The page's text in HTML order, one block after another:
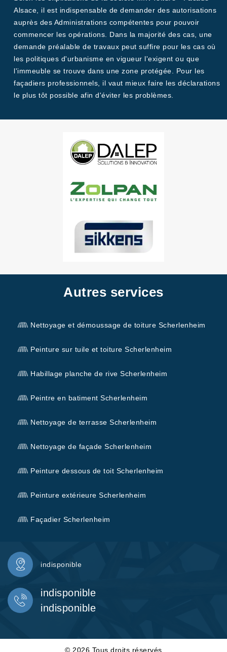
Alsace, il est indispensable de demander des autorisations
auprès des Administrations compétentes pour pouvoir
commencer les opérations. Dans la majorité des cas, une
demande préalable de travaux peut suffire pour les cas où
les politiques d'urbanisme en vigueur l'exigent ou que
l'immeuble se trouve dans une zone protégée. Pour les
façadiers professionnels, il vaut mieux faire les déclarations
le plus tôt possible afin d'éviter les problèmes.
Autres services
Nettoyage et démoussage de toiture Scherlenheim
Peinture sur tuile et toiture Scherlenheim
Habillage planche de rive Scherlenheim
Peintre en batiment Scherlenheim
Nettoyage de terrasse Scherlenheim
Nettoyage de façade Scherlenheim
Peinture dessous de toit Scherlenheim
Peinture extérieure Scherlenheim
Façadier Scherlenheim
indisponible
indisponible
indisponible
© 2026 Tous droits réservés